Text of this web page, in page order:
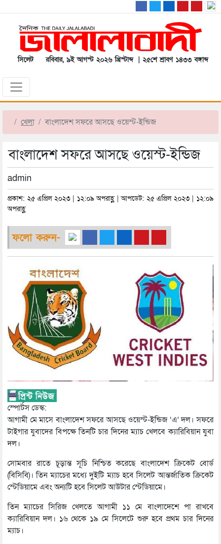
সিলেট রবিবার, ৯ই আগস্ট ২০২৬ খ্রিস্টাব্দ | ২৫শে শ্রাবণ ১৪৩৩ বঙ্গাব্দ
খেলা বাংলাদেশ সফরে আসছে ওয়েস্ট-ইন্ডিজ
বাংলাদেশ সফরে আসছে ওয়েস্ট-ইন্ডিজ
admin
প্রকাশ: ২৫ এপ্রিল ২০২৩ | ১২:০৯ অপরাহ্ণ | আপডেট: ২৫ এপ্রিল ২০২৩ | ১২:০৯
অপরাহ্ণ
ফলো করুন-
স্পোর্টস ডেস্ক:
আগামী মে মাসে বাংলাদেশ সফরে আসছে ওয়েস্ট-ইন্ডিজ ‘এ’ দল। সফরে
টাইগার যুবাদের বিপক্ষে তিনটি চার দিনের ম্যাচ খেলবে ক্যারিবিয়ান যুবা
দল।
সোমবার রাতে চূড়ান্ত সূচি নিশ্চিত করেছে বাংলাদেশ ক্রিকেট বোর্ড
(বিসিবি)। তিন ম্যাচের মধ্যে দুইটি ম্যাচ হবে সিলেট আন্তর্জাতিক ক্রিকেট
স্টেডিয়ামে এবং অন্যটি হবে সিলেট আউটার স্টেডিয়ামে।
তিন ম্যাচের সিরিজ খেলতে আগামী ১১ মে বাংলাদেশে পা রাখবে
ক্যারিবিয়ান দল। ১৬ থেকে ১৯ মে সিলেটে শুরু হবে প্রথম চার দিনের
ম্যাচ।